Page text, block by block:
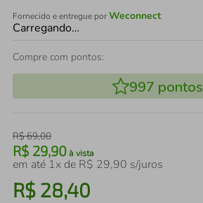
Fornecido e entregue porWeconnect
Carregando…
Compre com pontos:
997 pontos
R$69,00
R$ 29,90 à vista
em até 1x de R$ 29,90 s/juros
R$ 28,40